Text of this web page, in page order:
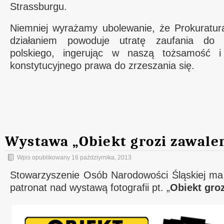
Strassburgu.
Niemniej wyrażamy ubolewanie, że
działaniem powoduje utratę zaufania do
polskiego, ingerując w naszą tożsamość
konstytucyjnego prawa do zrzeszania się.
Wystawa „Obiekt grozi
Wpis opublikowany 16 paździyrnika, 2013
Stowarzyszenie Osób Narodowości Śląskiej
patronat nad wystawą fotografii pt. „Obiekt